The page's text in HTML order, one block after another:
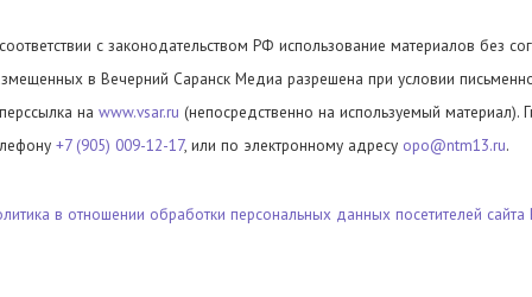
с законодательством РФ использование материалов без
в Вечерний Саранск Медиа разрешена при условии
на www.vsar.ru (непосредственно на используемый материал).
+7 (905) 009-12-17, или по электронному адресу opo@ntm13.ru.
в отношении обработки персональных данных посетителей